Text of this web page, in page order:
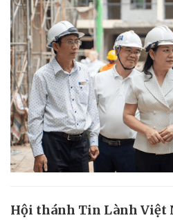
Hội thánh Tin Lành Việt